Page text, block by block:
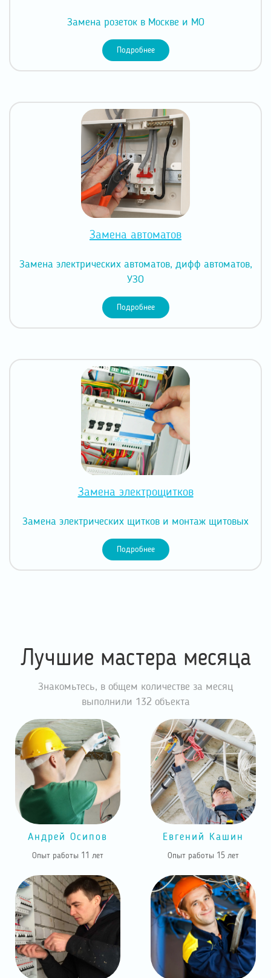
Замена розеток в Москве и МО
Подробнее
Замена автоматов
Замена электрических автоматов, дифф автоматов,
УЗО
Подробнее
Замена электрощитков
Замена электрических щитков и монтаж щитовых
Подробнее
Лучшие мастера месяца
Знакомьтесь, в общем количестве за месяц
выполнили 132 объекта
Андрей Осипов
Опыт работы 11 лет
Евгений Кашин
Опыт работы 15 лет